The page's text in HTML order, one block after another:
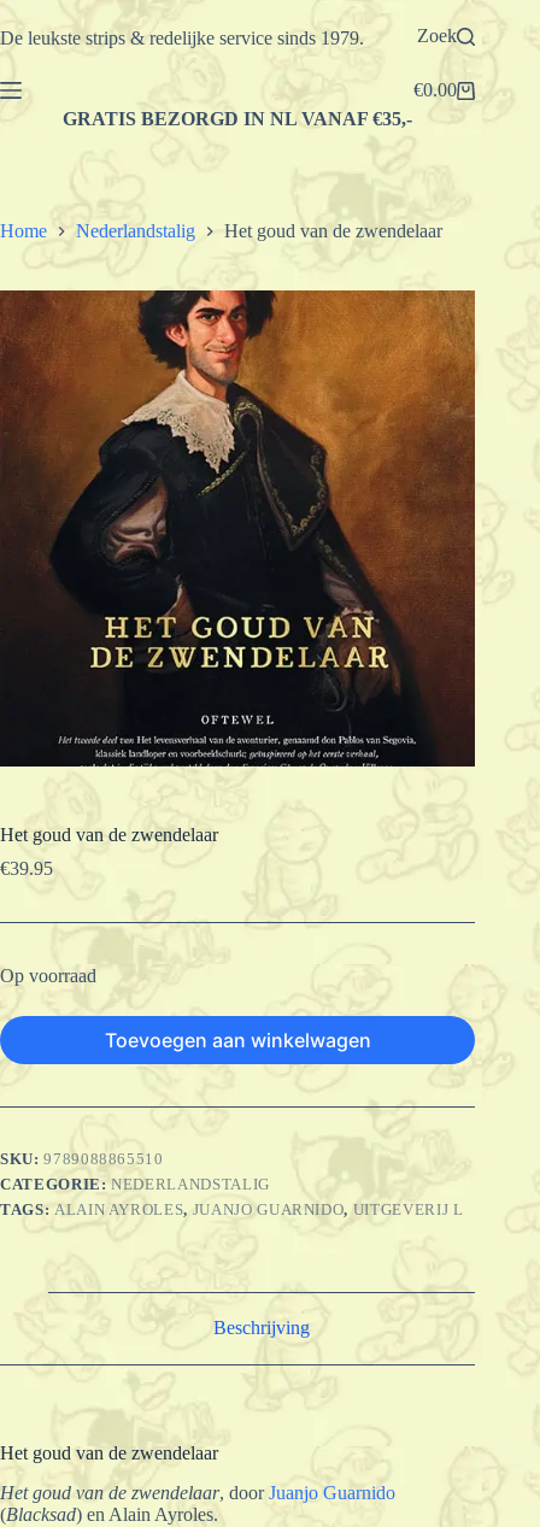
Ga
naar
De leukste strips & redelijke service sinds 1979. Zoek
Winkelwagen
€0.00
GRATIS BEZORGD IN NL VANAF €35,-
Home Nederlandstalig Het goud van de zwendelaar
Het goud van de zwendelaar
€39.95
Op voorraad
Toevoegen aan winkelwagen
SKU:9789088865510
CATEGORIE:NEDERLANDSTALIG
TAGS: ALAIN AYROLES, JUANJO GUARNIDO, UITGEVERIJ L
Beschrijving
Het goud van de zwendelaar
Het goud van de zwendelaar, doorJuanjo Guarnido
(Blacksad) en Alain Ayroles.